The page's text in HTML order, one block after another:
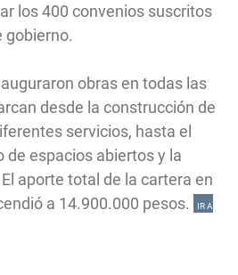
los 400 convenios suscritos
gobierno.
obras en todas las
desde la construcción de
servicios, hasta el
espacios abiertos y la
aporte total de la cartera en
a 14.900.000 pesos.
IR A